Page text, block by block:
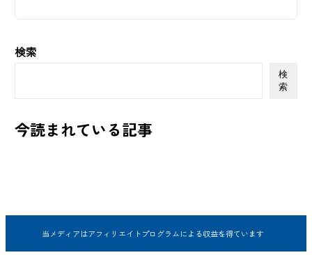
検索
検
索
今読まれている記事
当メディアはアフィリエイトプログラムによる収益を得ています